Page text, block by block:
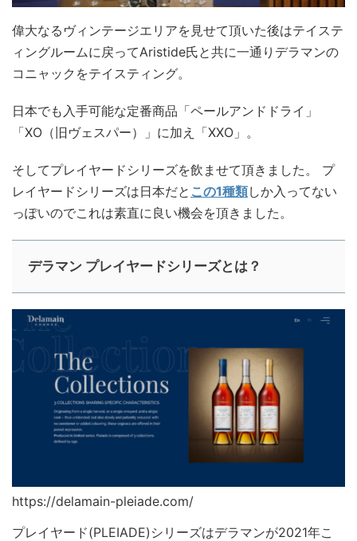
偉大なるヴィンテージエリアを見せて頂いた後はテイステ
ィングルームに戻ってAristide氏と共に一通りデラマンの
コニャックをテイスティング。
日本でも入手可能な定番商品「ペールアンドドライ」
「XO（旧ヴェスパー）」に加え「XXO」。
そしてプレイヤードシリーズを飲ませて頂きました。 プ
レイヤードシリーズは日本だと この1種類しか入ってない
っぽいのでこれは素直に良い機会を頂きました。
デラマン プレイヤードシリーズとは？
https://delamain-pleiade.com/
プレイヤード(PLEIADE)シリーズはデラマンが2021年こ